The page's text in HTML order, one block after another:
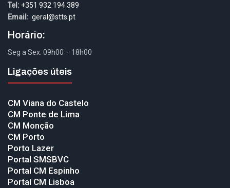
Tel: +351 932 194 389
Email: geral@stts.pt
Horário:
Seg a Sex: 09h00 – 18h00
Ligações úteis
CM Viana do Castelo
CM Ponte de Lima
CM Monção
CM Porto
Porto Lazer
Portal SMSBVC
Portal CM Espinho
Portal CM Lisboa